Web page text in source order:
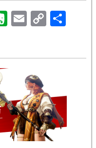
E
v
n
e
E
m
C
o
y
n
k